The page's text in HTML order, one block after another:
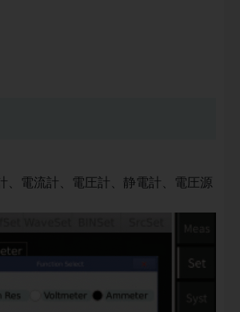
、電流計、電圧計、静電計、電圧源